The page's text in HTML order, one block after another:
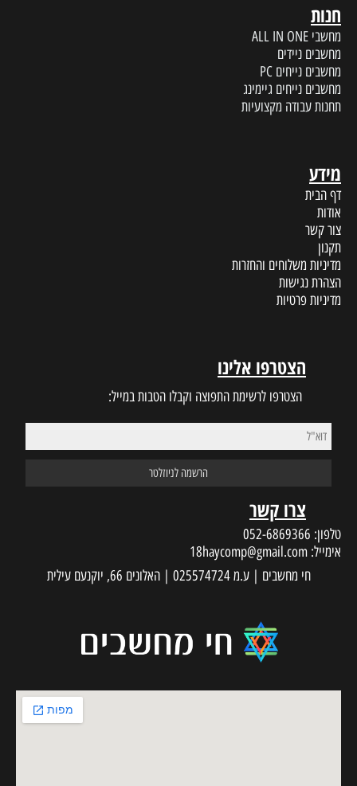
חנות
מחשבי ALL IN ONE
מחשבים ניידים
מחשבים נייחים PC
מחשבים נייחים גיימינג
תחנות עבודה מקצועיות
מידע
דף הבית
אודות
צור קשר
תקנון
מדיניות משלוחים והחזרות
הצהרת נגישות
מדיניות פרטיות
הצטרפו אלינו
הצטרפו לרשימת התפוצה וקבלו הטבות במייל:
צרו קשר
טלפון: 052-6869366
אימייל: 18haycomp@gmail.com
חי מחשבים | ע.מ 025574724 | האלונים 66, יוקנעם עילית